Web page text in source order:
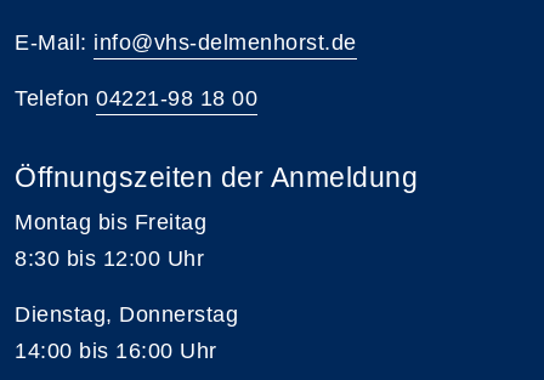
E-Mail: info@vhs-delmenhorst.de
Telefon 04221-98 18 00
Öffnungszeiten der Anmeldung
Montag bis Freitag
8:30 bis 12:00 Uhr
Dienstag, Donnerstag
14:00 bis 16:00 Uhr